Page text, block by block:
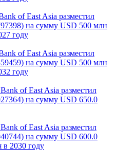
of East Asia разместил
на сумму USD 500 млн
году
of East Asia разместил
на сумму USD 500 млн
году
of East Asia разместил
на сумму USD 650.0
of East Asia разместил
на сумму USD 600.0
в 2030 году